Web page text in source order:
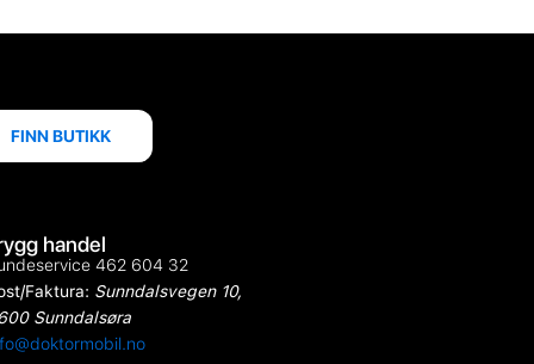
FINN BUTIKK
handel
462 604 32
Faktura: Sunndalsvegen 10,
Sunndalsøra